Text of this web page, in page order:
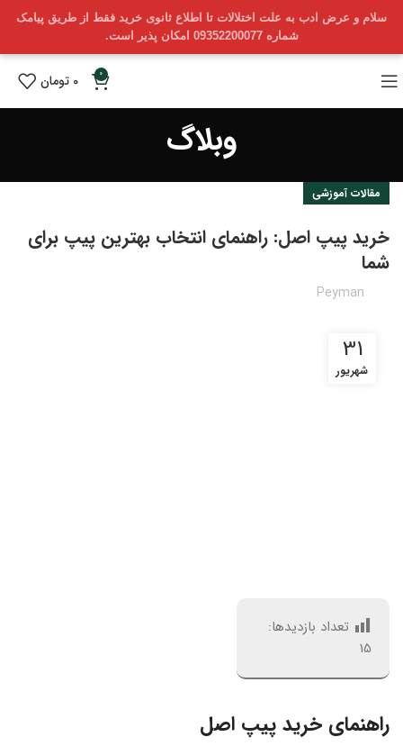
سلام و عرض ادب به علت اختلالات تا اطلاع ثانوی خرید فقط از طریق پیامک
شماره 09352200077 امکان پذیر است.
0
0 تومان
وبلاگ
مقالات آموزشی
خرید پیپ اصل: راهنمای انتخاب بهترین پیپ برای
شما
Peyman
31
شهریور
تعداد بازدیدها:
15
راهنمای خرید پیپ اصل